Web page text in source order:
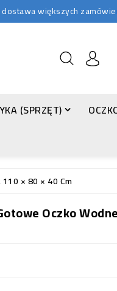
większych
(SPRZĘT)
× 80 × 40 Cm
Oczko